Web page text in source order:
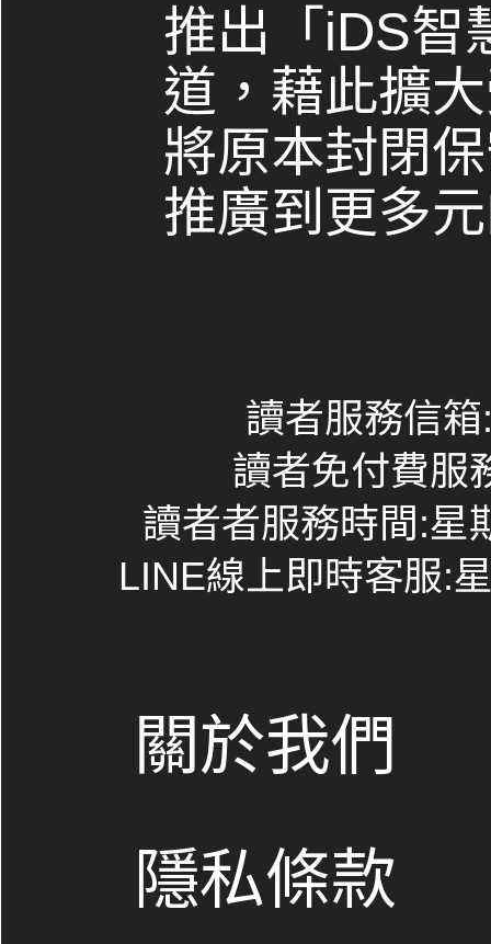
推出「iDS智
道，藉此擴
將原本封閉
推廣到更多
讀者服務信
讀者免付費服
讀者者服務時間:星
LINE線上即時客服:
關於我們
隱私條款